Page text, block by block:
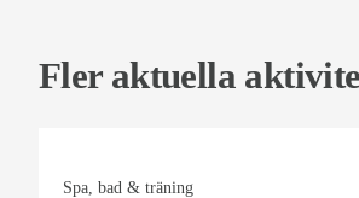
Fler aktuella
Spa, bad & träning